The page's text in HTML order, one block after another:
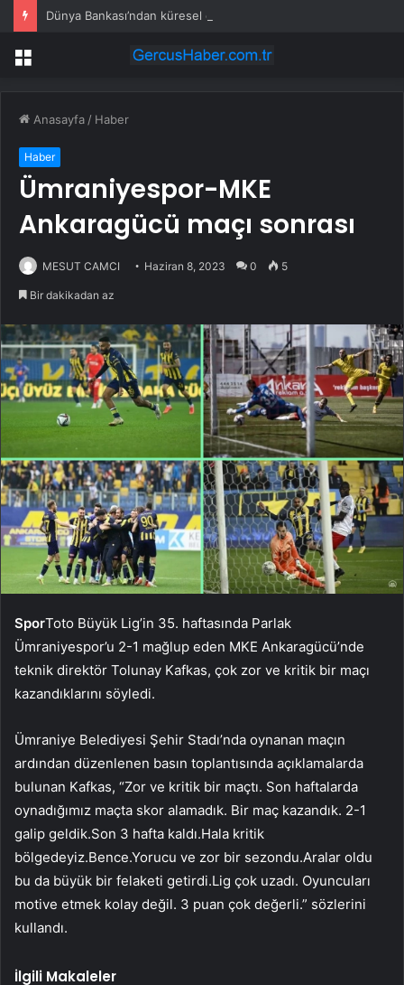
Dünya Bankası’ndan küresel ekonomik kriz uyarısı
Menü
Anasayfa / Haber
Haber
Ümraniyespor-MKE
Ankaragücü maçı sonrası
MESUT CAMCI Haziran 8, 2023 0 5
Bir dakikadan az
SporToto Büyük Lig’in 35. haftasında Parlak
Ümraniyespor’u 2-1 mağlup eden MKE Ankaragücü’nde
teknik direktör Tolunay Kafkas, çok zor ve kritik bir maçı
kazandıklarını söyledi.
Ümraniye Belediyesi Şehir Stadı’nda oynanan maçın
ardından düzenlenen basın toplantısında açıklamalarda
bulunan Kafkas, “Zor ve kritik bir maçtı. Son haftalarda
oynadığımız maçta skor alamadık. Bir maç kazandık. 2-1
galip geldik.Son 3 hafta kaldı.Hala kritik
bölgedeyiz.Bence.Yorucu ve zor bir sezondu.Aralar oldu
bu da büyük bir felaketi getirdi.Lig çok uzadı. Oyuncuları
motive etmek kolay değil. 3 puan çok değerli.” sözlerini
kullandı.
İlgili Makaleler